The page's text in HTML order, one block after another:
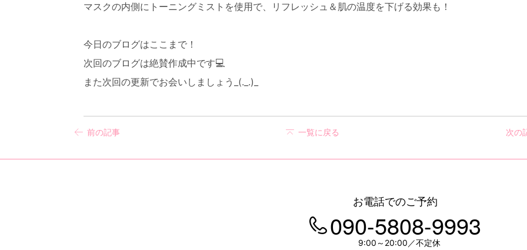
マスクの内側にトーニングミストを使用で、リフレッシュ＆肌の温度を下げる効果も！
今日のブログはここまで！
次回のブログは絶賛作成中です💻
また次回の更新でお会いしましょう_(._.)_
前の記事 一覧に戻る 次の
お電話でのご予約
090-5808-9993
9:00～20:00／不定休